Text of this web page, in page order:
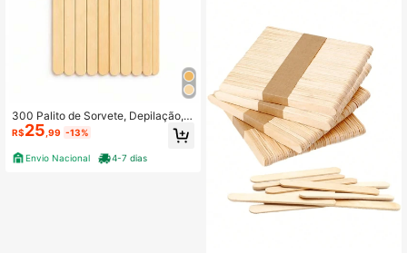
300 Palito de Sorvete, Depilação,
Maçã do amor, Dentista, Palitos Ma
deira, Artesanatos - Ponta Redonda
Virgem.
R$25 ,99 -13%
Envio Nacional 4-7 dias